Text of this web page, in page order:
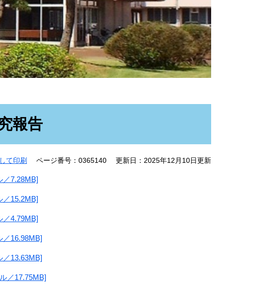
報告
て印刷 ページ番号：0365140 更新日：2025年12月10日更新
／7.28MB]
／15.2MB]
／4.79MB]
／16.98MB]
／13.63MB]
／17.75MB]